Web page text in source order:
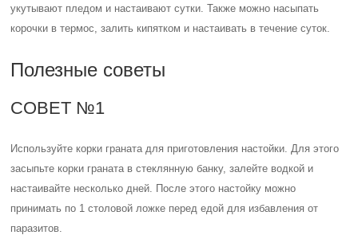
укутывают пледом и настаивают сутки. Также можно насыпать
корочки в термос, залить кипятком и настаивать в течение суток.
Полезные советы
СОВЕТ №1
Используйте корки граната для приготовления настойки. Для этого
засыпьте корки граната в стеклянную банку, залейте водкой и
настаивайте несколько дней. После этого настойку можно
принимать по 1 столовой ложке перед едой для избавления от
паразитов.